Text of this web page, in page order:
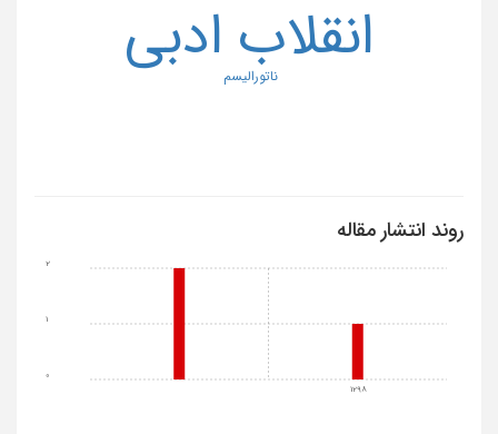
انقلاب ادبی
ناتورالیسم
روند انتشار مقاله
1298
0
1
2